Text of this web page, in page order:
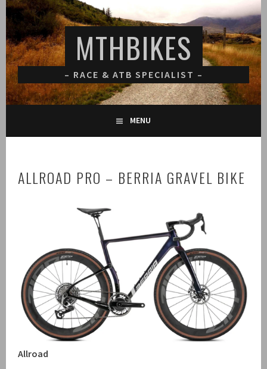
Spring
naar
inhoud
MTHBIKES
– RACE & ATB SPECIALIST –
MENU
ALLROAD PRO – BERRIA GRAVEL BIKE
Allroad